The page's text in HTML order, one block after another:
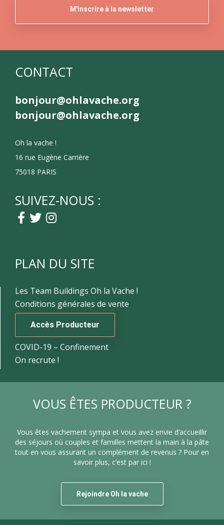
CONTACT
bonjour@ohlavache.org
bonjour@ohlavache.org
Oh la vache !
16 rue Eugène Carrière
75018 PARIS
SUIVEZ-NOUS :
PLAN DU SITE
Les Team Buildings Oh la Vache !
Conditions générales de vente
Accès Producteur
COVID-19 – Confinement
On recrute !
VOUS ÊTES PRODUCTEUR ?
Vous êtes vachement sympa et vous avez envie d’accueillir
des séjours où couples et familles mettent la main à la pâte
tout en vous assurant un complément de revenus ? Pour en
savoir plus, c’est par ici !
Rejoindre Oh la vache